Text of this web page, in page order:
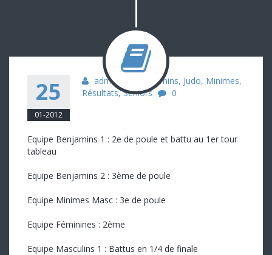
25
01-2012
admin Benjamins, Judo, Minimes,
Résultats,Seniors 0
Equipe Benjamins 1 : 2e de poule et battu au 1er tour
tableau
Equipe Benjamins 2 : 3ème de poule
Equipe Minimes Masc : 3e de poule
Equipe Féminines : 2ème
Equipe Masculins 1 : Battus en 1/4 de finale